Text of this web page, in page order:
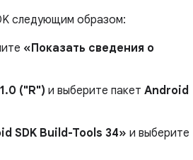
следующим образом:
«Показать сведения о
("R") и выберите пакет Android
SDK Build-Tools 34» и выберите